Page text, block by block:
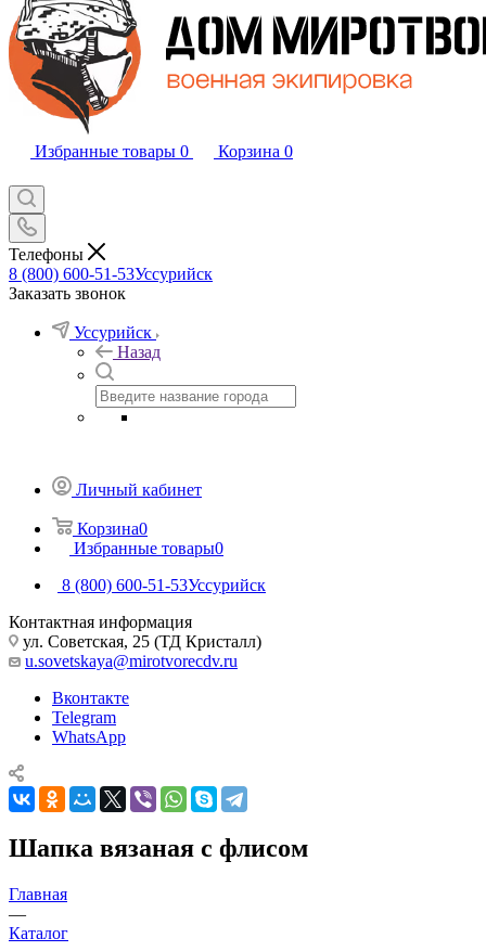
Избранные товары 0 Корзина 0
Телефоны
8 (800) 600-51-53Уссурийск
Заказать звонок
Уссурийск
Назад
Личный кабинет
Корзина0
Избранные товары0
8 (800) 600-51-53Уссурийск
Контактная информация
ул. Советская, 25 (ТД Кристалл)
u.sovetskaya@mirotvorecdv.ru
Вконтакте
Telegram
WhatsApp
Шапка вязаная с флисом
Главная
—
Каталог